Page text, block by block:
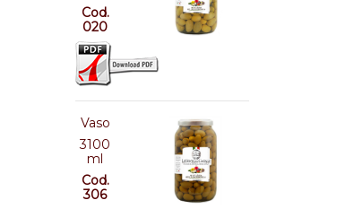
Cod.
020
Vaso
3100
ml
Cod.
306